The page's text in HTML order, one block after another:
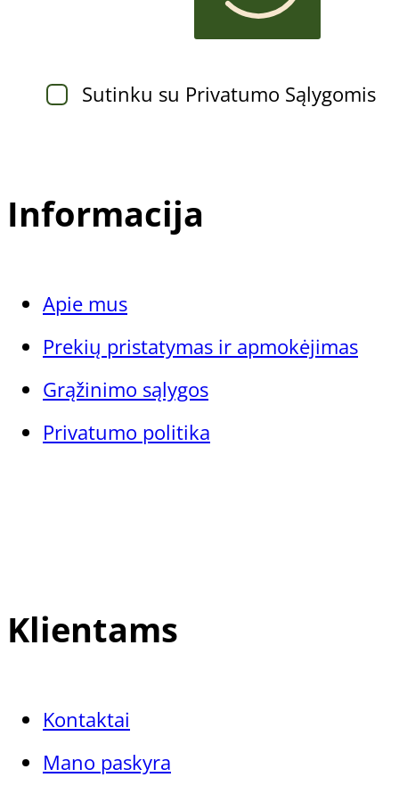
Sutinku su Privatumo Sąlygomis
Informacija
Apie mus
Prekių pristatymas ir apmokėjimas
Grąžinimo sąlygos
Privatumo politika
Klientams
Kontaktai
Mano paskyra